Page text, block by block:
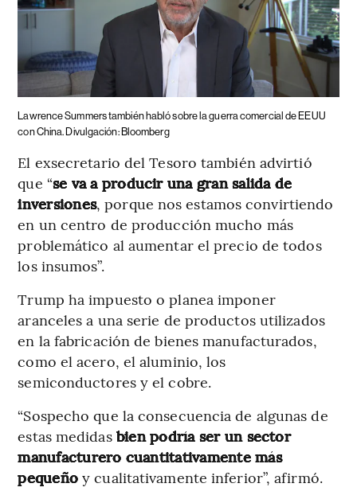
Lawrence Summers también habló sobre la guerra comercial de EEUU
con China. Divulgación: Bloomberg
El exsecretario del Tesoro también advirtió
que “se va a producir una gran salida de
inversiones, porque nos estamos convirtiendo
en un centro de producción mucho más
problemático al aumentar el precio de todos
los insumos”.
Trump ha impuesto o planea imponer
aranceles a una serie de productos utilizados
en la fabricación de bienes manufacturados,
como el acero, el aluminio, los
semiconductores y el cobre.
“Sospecho que la consecuencia de algunas de
estas medidasbien podría ser un sector
manufacturero cuantitativamente más
pequeño y cualitativamente inferior”, afirmó.